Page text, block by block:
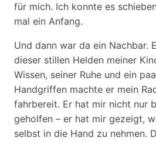
für mich. Ich konnte es
mal ein Anfang.
Und dann war da ein Nachbar.
dieser stillen Helden meiner
Wissen, seiner Ruhe und ein
Handgriffen machte er mein
fahrbereit. Er hat mir nicht nur
geholfen – er hat mir gezeigt,
selbst in die Hand zu nehmen.